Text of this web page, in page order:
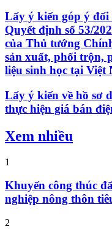
Lấy ý kiến góp ý
Quyết định số 53/
của Thủ tướng
sản xuất, phối trộn,
liệu sinh học tại Việt
Lấy ý kiến về hồ sơ
thực hiện giá bán
Xem nhiều
1
Khuyến công thúc
nghiệp nông thôn
2